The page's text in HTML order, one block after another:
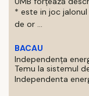
* este in joc jalonul
de or ...
BACAU
Independența
Temu la sistemul
Independenta